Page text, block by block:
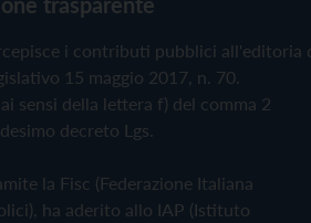
i contributi pubblici all'editoria
15 maggio 2017, n. 70.
sensi della lettera f) del comma 2
decreto Lgs.
la Fisc (Federazione Italiana
ha aderito allo IAP (Istituto